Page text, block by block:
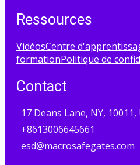
Ressources
VidéosCentre
formationPolitique de
Contact
17 Deans Lane, NY, 10011,
+8613006645661
esd@macrosafegates.com